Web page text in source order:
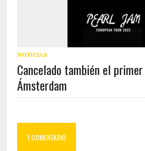
NOTICIAS
Cancelado también el
Ámsterdam
1 COMENTARIO